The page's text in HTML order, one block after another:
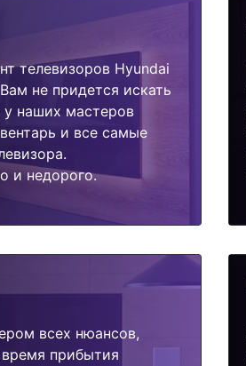
телевизоров Hyundai
не придется искать
у наших мастеров
и все самые
и недорого.
всех нюансов,
прибытия